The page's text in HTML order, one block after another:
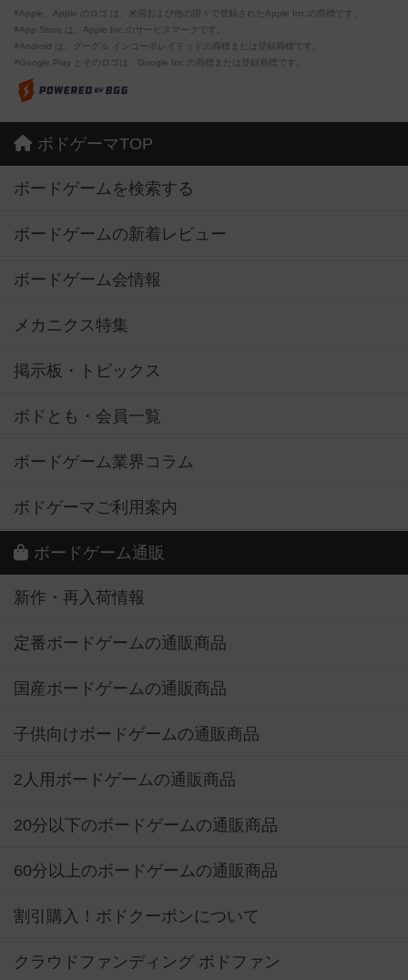
※Apple、Apple のロゴ は、米国および他の国々で登録されたApple Inc.の商標です。
※App Store は、Apple Inc.のサービスマークです。
※Android は、グーグル インコーポレイテッドの商標または登録商標です。
※Google Play とそのロゴは、Google Inc.の商標または登録商標です。
ボドゲーマTOP
ボードゲームを検索する
ボードゲームの新着レビュー
ボードゲーム会情報
メカニクス特集
掲示板・トピックス
ボドとも・会員一覧
ボードゲーム業界コラム
ボドゲーマご利用案内
ボードゲーム通販
新作・再入荷情報
定番ボードゲームの通販商品
国産ボードゲームの通販商品
子供向けボードゲームの通販商品
2人用ボードゲームの通販商品
20分以下のボードゲームの通販商品
60分以上のボードゲームの通販商品
割引購入！ボドクーポンについて
クラウドファンディング ボドファン